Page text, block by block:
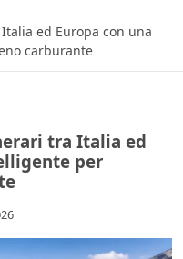
ed Europa con una
carburante
tra Italia ed
per